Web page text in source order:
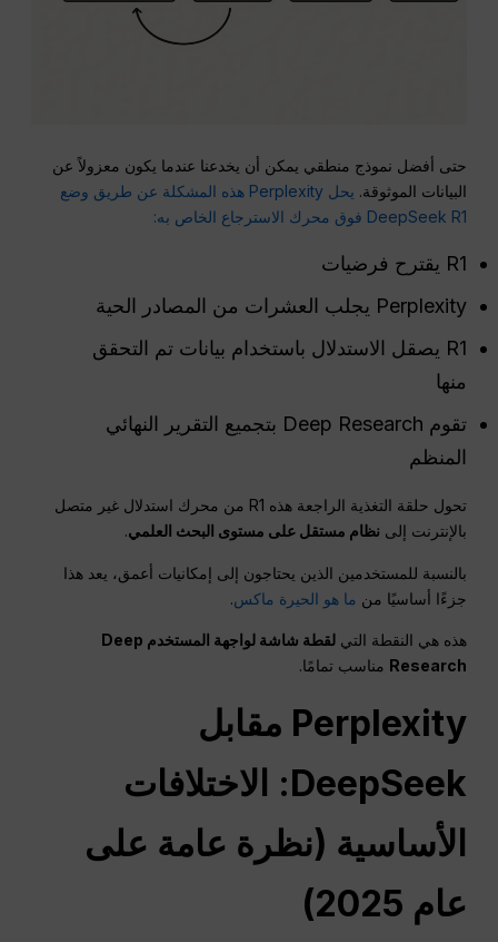
حتى أفضل نموذج منطقي يمكن أن يخدعنا عندما يكون معزولاً عن
البيانات الموثوقة.
يحل Perplexity هذه المشكلة عن طريق وضع
DeepSeek R1 فوق محرك الاسترجاع الخاص به:
R1 يقترح فرضيات
Perplexity يجلب العشرات من المصادر الحية
R1 يصقل الاستدلال باستخدام بيانات تم التحقق
منها
تقوم Deep Research بتجميع التقرير النهائي
المنظم
تحول حلقة التغذية الراجعة هذه R1 من محرك استدلال غير متصل
بالإنترنت إلى نظام مستقل على مستوى البحث العلمي.
بالنسبة للمستخدمين الذين يحتاجون إلى إمكانيات أعمق، يعد هذا
جزءًا أساسيًا من ما هو الحيرة ماكس.
هذه هي النقطة التي
لقطة شاشة لواجهة المستخدم Deep
Research مناسب تمامًا.
Perplexity مقابل
DeepSeek: الاختلافات
الأساسية (نظرة عامة على
عام 2025)